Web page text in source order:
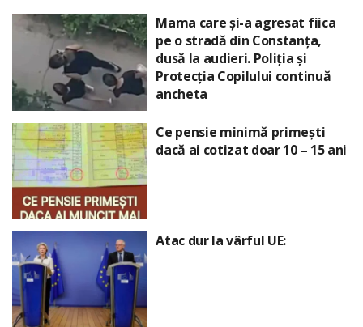
Mama care și-a agresat fiica
pe o stradă din Constanța,
dusă la audieri. Poliția și
Protecția Copilului continuă
ancheta
Ce pensie minimă primești
dacă ai cotizat doar 10 – 15 ani
Atac dur la vârful UE: